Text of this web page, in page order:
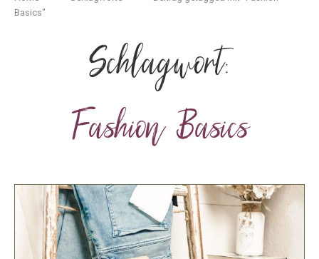
Basics"
Schlagwort:
Fashion Basics